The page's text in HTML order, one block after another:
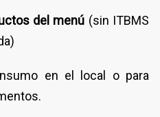
del menú (sin ITBMS
en el local o para